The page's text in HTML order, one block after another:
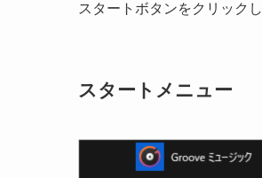
スタートボタンをクリックし
スタートメニュー